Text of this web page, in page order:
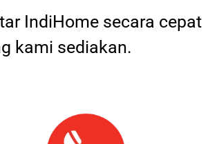
IndiHome secara cepat
kami sediakan.